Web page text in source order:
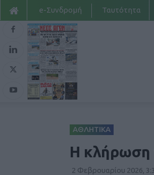
e-Συνδρομή Ταυτότητα
ΑΘΛΗΤΙΚΑ
Η
2 Φεβρουαρίου 2026,